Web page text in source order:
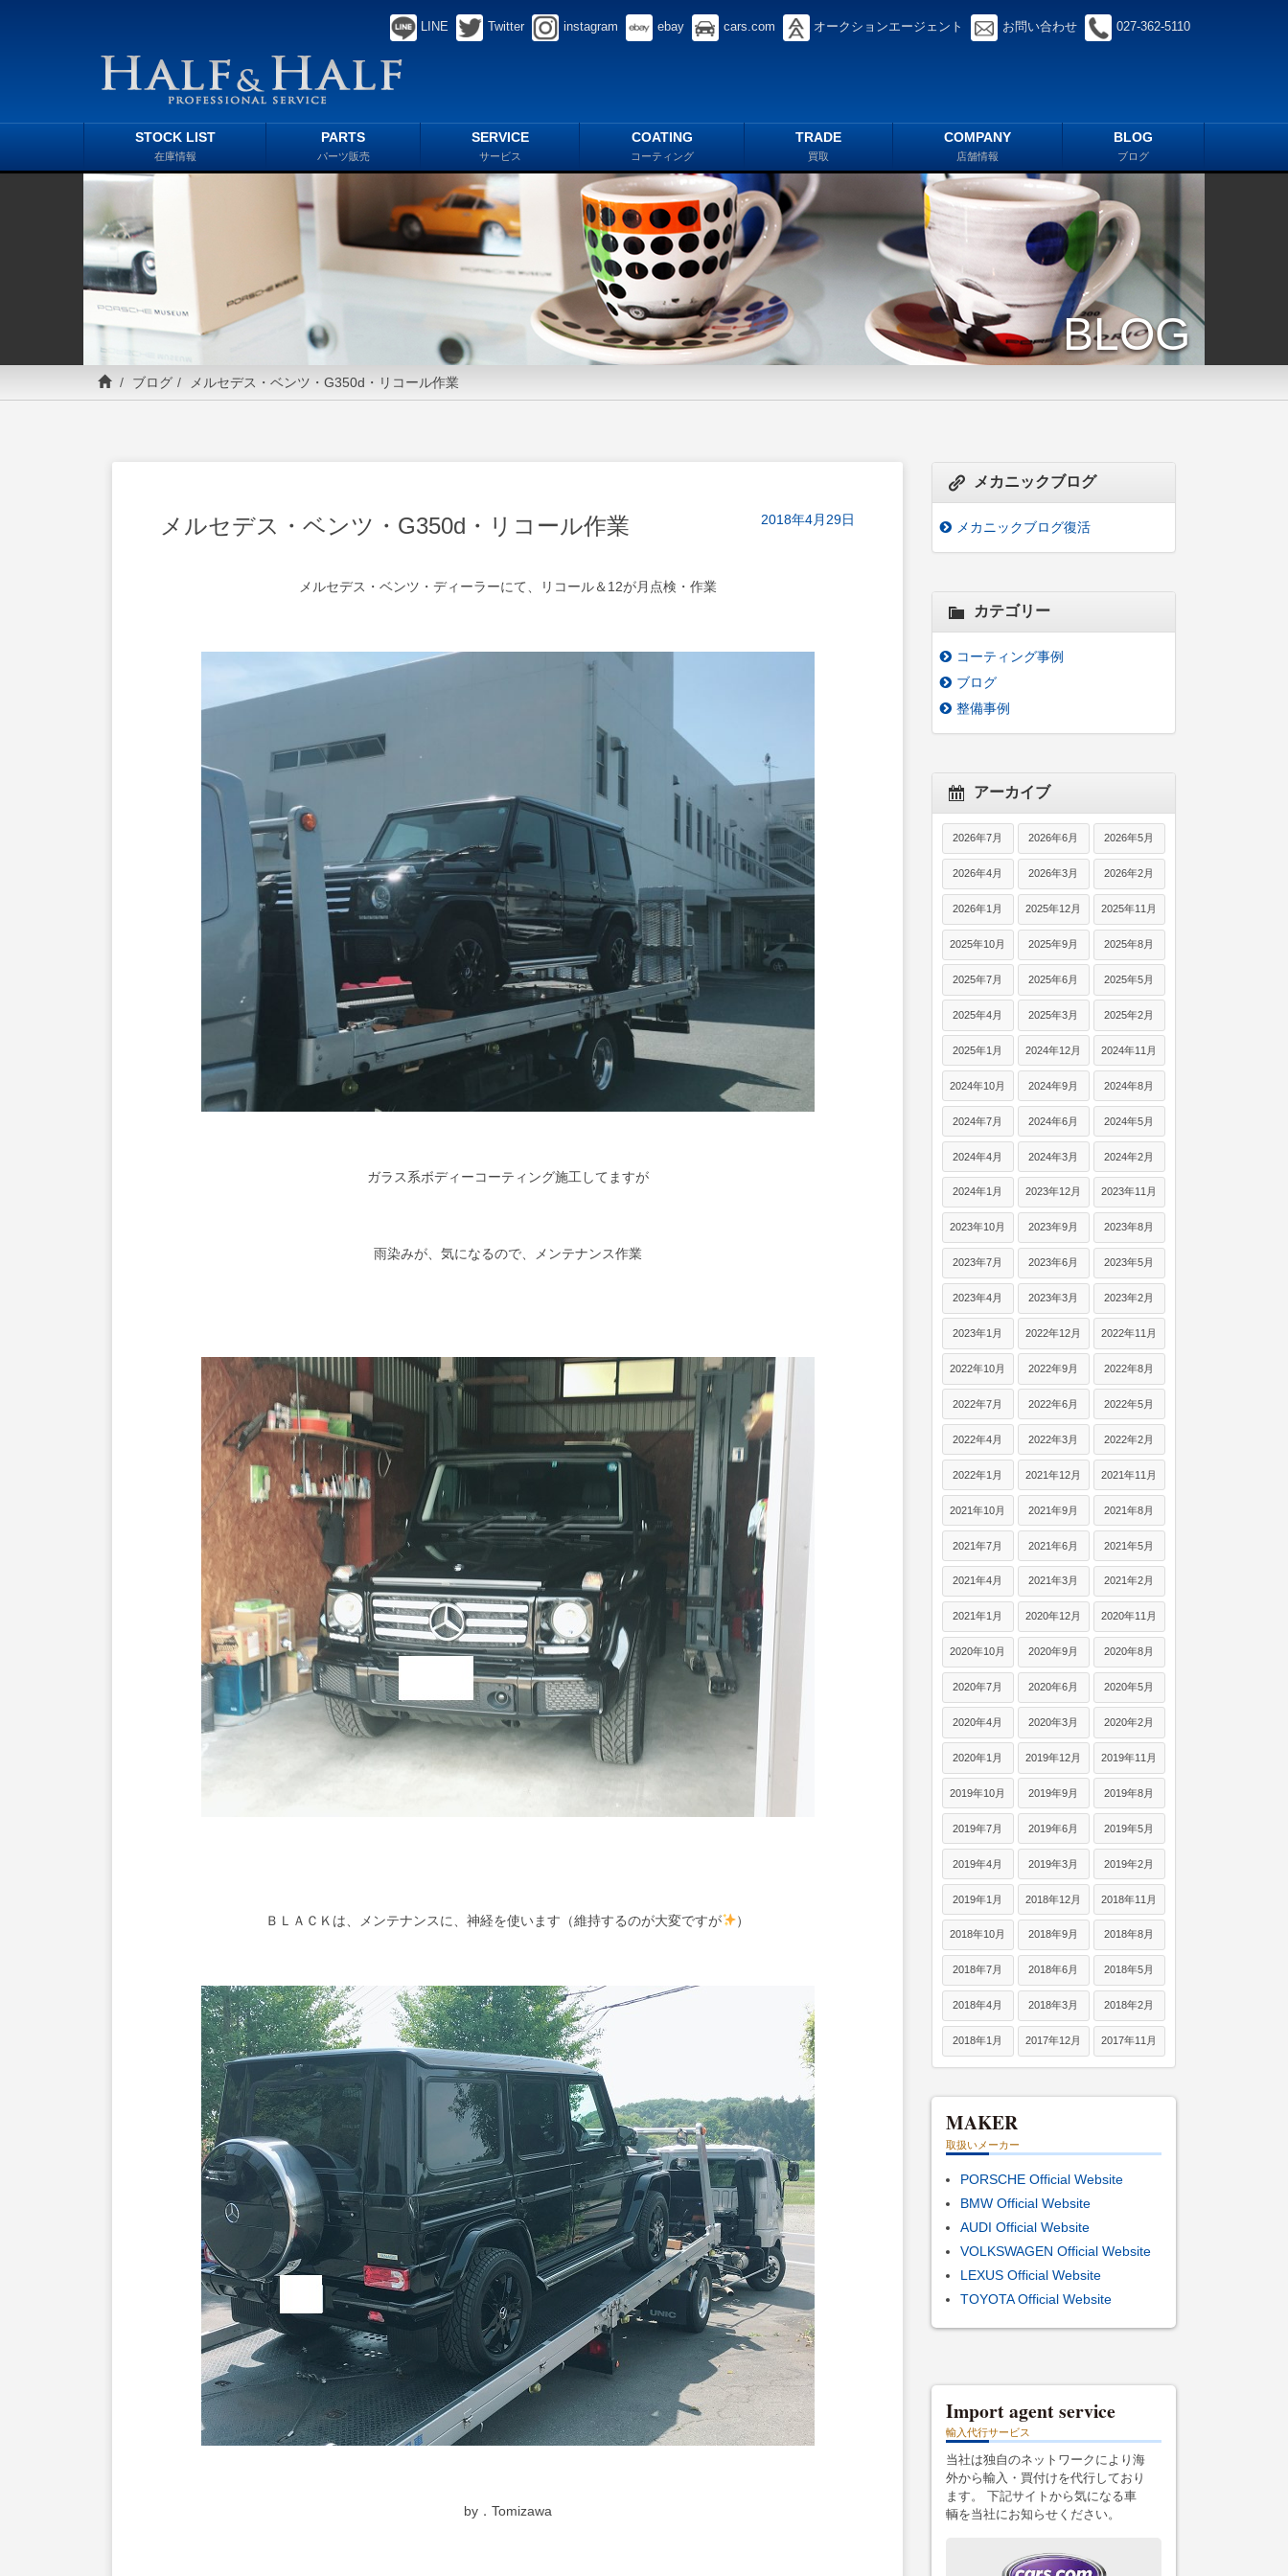
LINE Twitter instagram ebay cars.com オークションエージェント お問い合わせ 027-362-5110
STOCK LIST
在庫情報
PARTS
パーツ販売
SERVICE
サービス
COATING
コーティング
TRADE
買取
COMPANY
店舗情報
BLOG
ブログ
BLOG
ブログ メルセデス・ベンツ・G350d・リコール作業
メルセデス・ベンツ・G350d・リコール作業 2018年4月29日
メルセデス・ベンツ・ディーラーにて、リコール＆12が月点検・作業
ガラス系ボディーコーティング施工してますが
雨染みが、気になるので、メンテナンス作業
ＢＬＡＣＫは、メンテナンスに、神経を使います（維持するのが大変ですが ）
by．Tomizawa
メカニックブログ
メカニックブログ復活
カテゴリー
コーティング事例
ブログ
整備事例
アーカイブ
2026年7月 2026年6月 2026年5月
2026年4月 2026年3月 2026年2月
2026年1月 2025年12月 2025年11月
2025年10月 2025年9月 2025年8月
2025年7月 2025年6月 2025年5月
2025年4月 2025年3月 2025年2月
2025年1月 2024年12月 2024年11月
2024年10月 2024年9月 2024年8月
2024年7月 2024年6月 2024年5月
2024年4月 2024年3月 2024年2月
2024年1月 2023年12月 2023年11月
2023年10月 2023年9月 2023年8月
2023年7月 2023年6月 2023年5月
2023年4月 2023年3月 2023年2月
2023年1月 2022年12月 2022年11月
2022年10月 2022年9月 2022年8月
2022年7月 2022年6月 2022年5月
2022年4月 2022年3月 2022年2月
2022年1月 2021年12月 2021年11月
2021年10月 2021年9月 2021年8月
2021年7月 2021年6月 2021年5月
2021年4月 2021年3月 2021年2月
2021年1月 2020年12月 2020年11月
2020年10月 2020年9月 2020年8月
2020年7月 2020年6月 2020年5月
2020年4月 2020年3月 2020年2月
2020年1月 2019年12月 2019年11月
2019年10月 2019年9月 2019年8月
2019年7月 2019年6月 2019年5月
2019年4月 2019年3月 2019年2月
2019年1月 2018年12月 2018年11月
2018年10月 2018年9月 2018年8月
2018年7月 2018年6月 2018年5月
2018年4月 2018年3月 2018年2月
2018年1月 2017年12月 2017年11月
MAKER
取扱いメーカー
PORSCHE Official Website
BMW Official Website
AUDI Official Website
VOLKSWAGEN Official Website
LEXUS Official Website
TOYOTA Official Website
Import agent service
輸入代行サービス
当社は独自のネットワークにより海
外から輸入・買付けを代行しており
ます。 下記サイトから気になる車
輌を当社にお知らせください。